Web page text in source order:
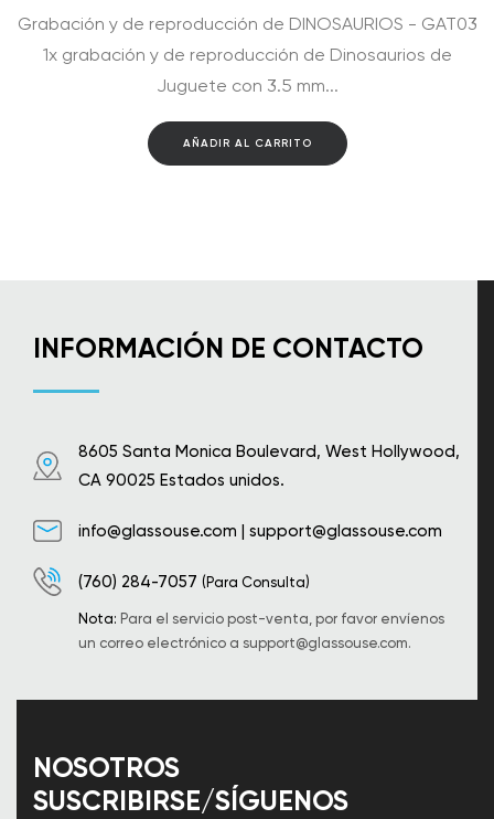
Grabación y de reproducción de DINOSAURIOS - GAT03
1x grabación y de reproducción de Dinosaurios de
Juguete con 3.5 mm...
AÑADIR AL CARRITO
INFORMACIÓN DE CONTACTO
8605 Santa Monica Boulevard, West Hollywood,
CA 90025 Estados unidos.
info@glassouse.com | support@glassouse.com
(760) 284-7057 (Para Consulta)
Nota: Para el servicio post-venta, por favor envíenos
un correo electrónico a support@glassouse.com.
NOSOTROS
SUSCRIBIRSE/SÍGUENOS